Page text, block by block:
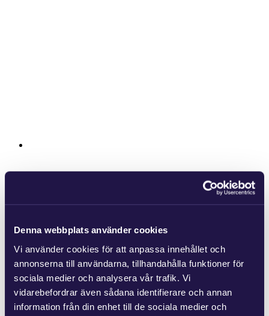
Denna webbplats använder cookies
Vi använder cookies för att anpassa innehållet och
annonserna till användarna, tillhandahålla funktioner för
sociala medier och analysera vår trafik. Vi
vidarebefordrar även sådana identifierare och annan
information från din enhet till de sociala medier och